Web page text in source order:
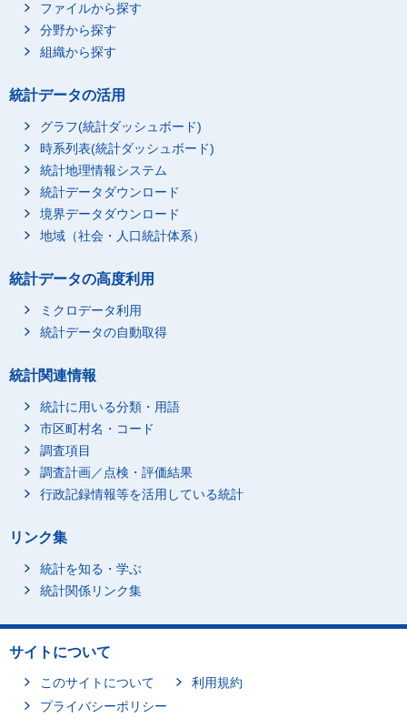
ファイルから探す
分野から探す
組織から探す
統計データの活用
グラフ(統計ダッシュボード)
時系列表(統計ダッシュボード)
統計地理情報システム
統計データダウンロード
境界データダウンロード
地域（社会・人口統計体系）
統計データの高度利用
ミクロデータ利用
統計データの自動取得
統計関連情報
統計に用いる分類・用語
市区町村名・コード
調査項目
調査計画／点検・評価結果
行政記録情報等を活用している統計
リンク集
統計を知る・学ぶ
統計関係リンク集
サイトについて
このサイトについて
利用規約
プライバシーポリシー